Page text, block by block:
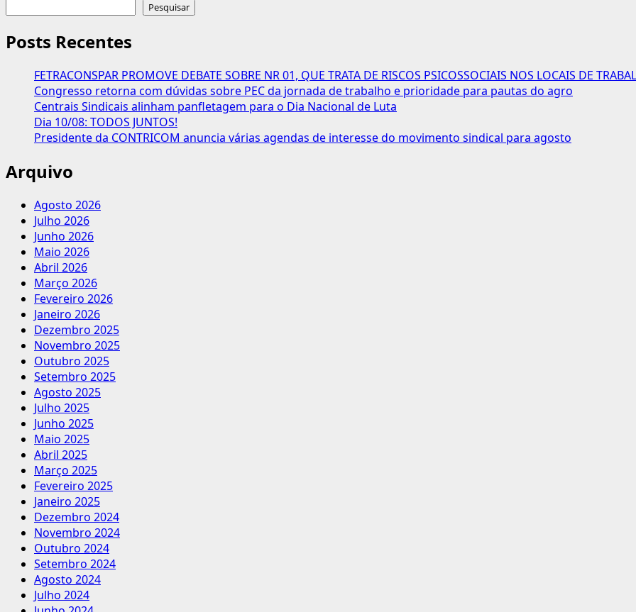
Pesquisar
Posts Recentes
FETRACONSPAR PROMOVE DEBATE SOBRE NR 01, QUE TRATA DE RISCOS PSICOSSOCIAIS NOS LOCAIS DE
Congresso retorna com dúvidas sobre PEC da jornada de trabalho e prioridade para pautas do agro
Centrais Sindicais alinham panfletagem para o Dia Nacional de Luta
Dia 10/08: TODOS JUNTOS!
Presidente da CONTRICOM anuncia várias agendas de interesse do movimento sindical para agosto
Arquivo
Agosto 2026
Julho 2026
Junho 2026
Maio 2026
Abril 2026
Março 2026
Fevereiro 2026
Janeiro 2026
Dezembro 2025
Novembro 2025
Outubro 2025
Setembro 2025
Agosto 2025
Julho 2025
Junho 2025
Maio 2025
Abril 2025
Março 2025
Fevereiro 2025
Janeiro 2025
Dezembro 2024
Novembro 2024
Outubro 2024
Setembro 2024
Agosto 2024
Julho 2024